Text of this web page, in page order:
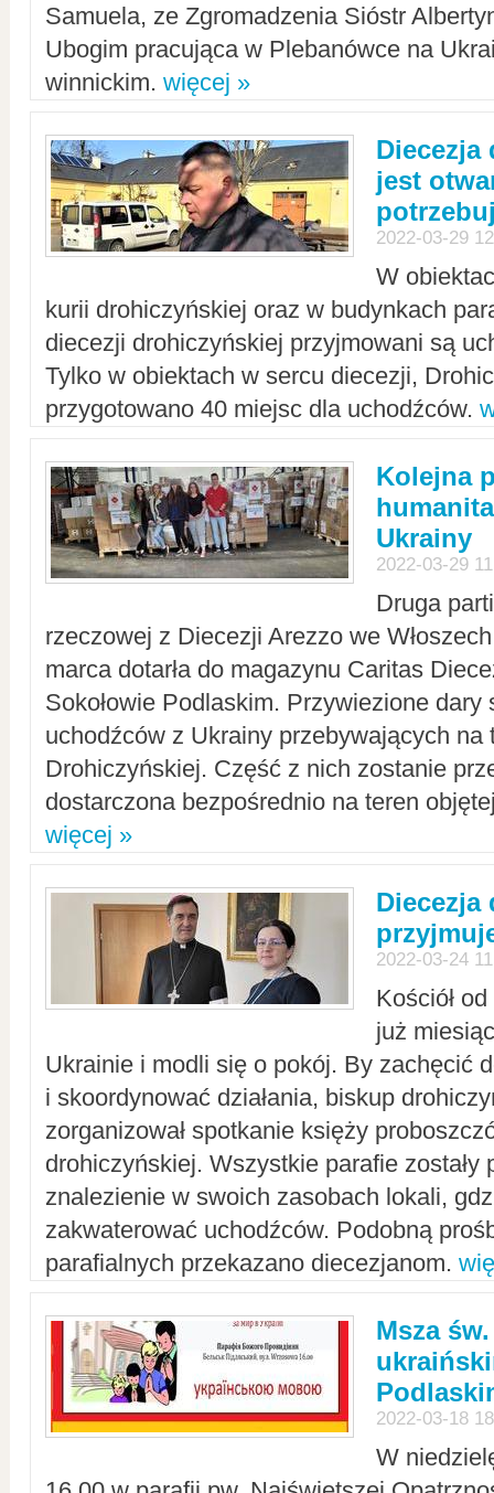
Samuela, ze Zgromadzenia Sióstr
Ubogim pracująca w Plebanówce na
winnickim. więcej »
Diecezja
jest
2022-03-29
W
kurii drohiczyńskiej oraz w budynkach
diecezji drohiczyńskiej przyjmowani są
Tylko w obiektach w sercu diecezji,
przygotowano 40 miejsc dla uchodźców.
Kolejna
Ukrainy
2022-03-29
Druga
rzeczowej z Diecezji Arezzo we
marca dotarła do magazynu Caritas
Sokołowie Podlaskim. Przywiezione dary
uchodźców z Ukrainy przebywających na
Drohiczyńskiej. Część z nich zostanie
dostarczona bezpośrednio na teren
więcej »
Diecezja
2022-03-24
Kościół
już
Ukrainie i modli się o pokój. By zachęcić
i skoordynować działania, biskup
zorganizował spotkanie księży
drohiczyńskiej. Wszystkie parafie zostały
znalezienie w swoich zasobach lokali,
zakwaterować uchodźców. Podobną
parafialnych przekazano diecezjanom.
Msza
2022-03-18
W